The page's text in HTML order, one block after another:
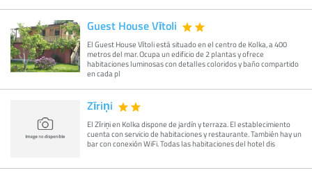
Guest House Vītoli
El Guest House Vītoli está situado en el centro de Kolka, a 400
metros del mar. Ocupa un edificio de 2 plantas y ofrece
habitaciones luminosas con detalles coloridos y baño compartido
en cada pl
Zīriņi
El Zīriņi en Kolka dispone de jardín y terraza. El establecimiento
cuenta con servicio de habitaciones y restaurante. También hay un
bar con conexión WiFi. Todas las habitaciones del hotel dis